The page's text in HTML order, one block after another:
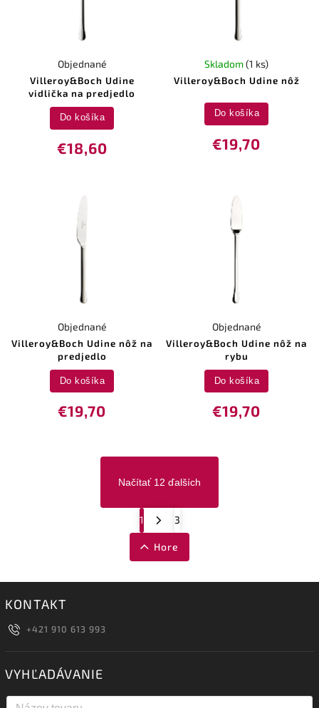
Villeroy&Boch Udine
vidlička na predjedlo
Objednané
€18,60
Do košíka
Villeroy&Boch Udine nôž
Skladom(1 ks)
€19,70
Do košíka
Villeroy&Boch Udine nôž na
predjedlo
Objednané
€19,70
Do košíka
Villeroy&Boch Udine nôž na
rybu
Objednané
€19,70
Do košíka
Načítať 12 ďalších
1 3
Hore
KONTAKT
+421 910 613 993
VYHĽADÁVANIE